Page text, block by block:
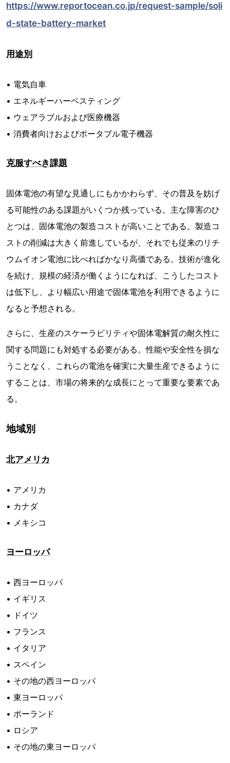
https://www.reportocean.co.jp/request-sample/soli
d-state-battery-market
用途別
• 電気自車
• エネルギーハーベスティング
• ウェアラブルおよび医療機器
• 消費者向けおよびポータブル電子機器
克服すべき課題
固体電池の有望な見通しにもかかわらず、その普及を妨げ
る可能性のある課題がいくつか残っている。主な障害のひ
とつは、固体電池の製造コストが高いことである。製造コ
ストの削減は大きく前進しているが、それでも従来のリチ
ウムイオン電池に比べればかなり高価である。技術が進化
を続け、規模の経済が働くようになれば、こうしたコスト
は低下し、より幅広い用途で固体電池を利用できるように
なると予想される。
さらに、生産のスケーラビリティや固体電解質の耐久性に
関する問題にも対処する必要がある。性能や安全性を損な
うことなく、これらの電池を確実に大量生産できるように
することは、市場の将来的な成長にとって重要な要素であ
る。
地域別
北アメリカ
• アメリカ
• カナダ
• メキシコ
ヨーロッパ
• 西ヨーロッパ
• イギリス
• ドイツ
• フランス
• イタリア
• スペイン
• その地の西ヨーロッパ
• 東ヨーロッパ
• ポーランド
• ロシア
• その地の東ヨーロッパ